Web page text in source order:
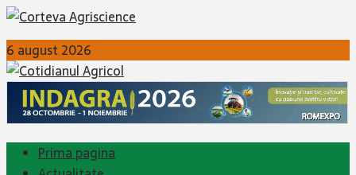
6 august 2026
Prima pagina